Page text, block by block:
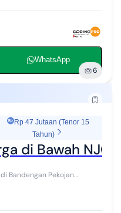
WhatsApp
6
Rp 47 Jutaan (Tenor 15
Tahun)
di Bawah